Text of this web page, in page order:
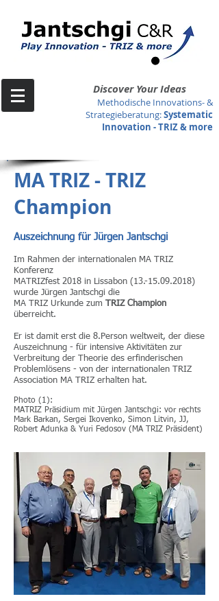
Discover Your Ideas
Methodische Innovations- &
Strategieberatung:Systematic
Innovation -TRIZ & more
MA TRIZ - TRIZ
Champion
Auszeichnung für Jürgen Jantschgi
Im Rahmen der internationalen MA TRIZ
Konferenz
MATRIZfest 2018 in Lissabon (13.-15.09.2018)
wurde Jürgen Jantschgi die
MA TRIZ Urkunde zum TRIZ Champion
überreicht.
Er ist damit erst die 8.Person weltweit, der diese
Auszeichnung - für intensive Aktivitäten zur
Verbreitung der Theorie des erfinderischen
Problemlösens - von der internationalen TRIZ
Association MA TRIZ erhalten hat.
Photo (1):
MATRIZ Präsidium mit Jürgen Jantschgi: vor rechts
Mark Barkan, Sergei Ikovenko, Simon Litvin, JJ,
Robert Adunka & Yuri Fedosov (MA TRIZ Präsident)